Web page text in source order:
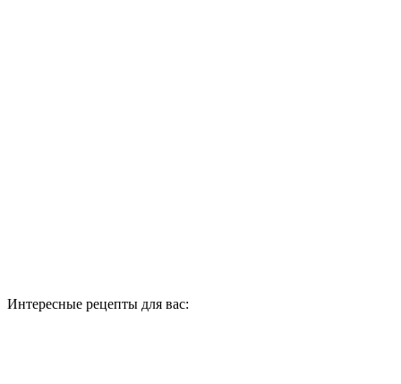
Интересные рецепты для вас: